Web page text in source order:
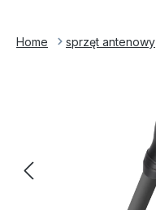
Home sprzęt antenowy